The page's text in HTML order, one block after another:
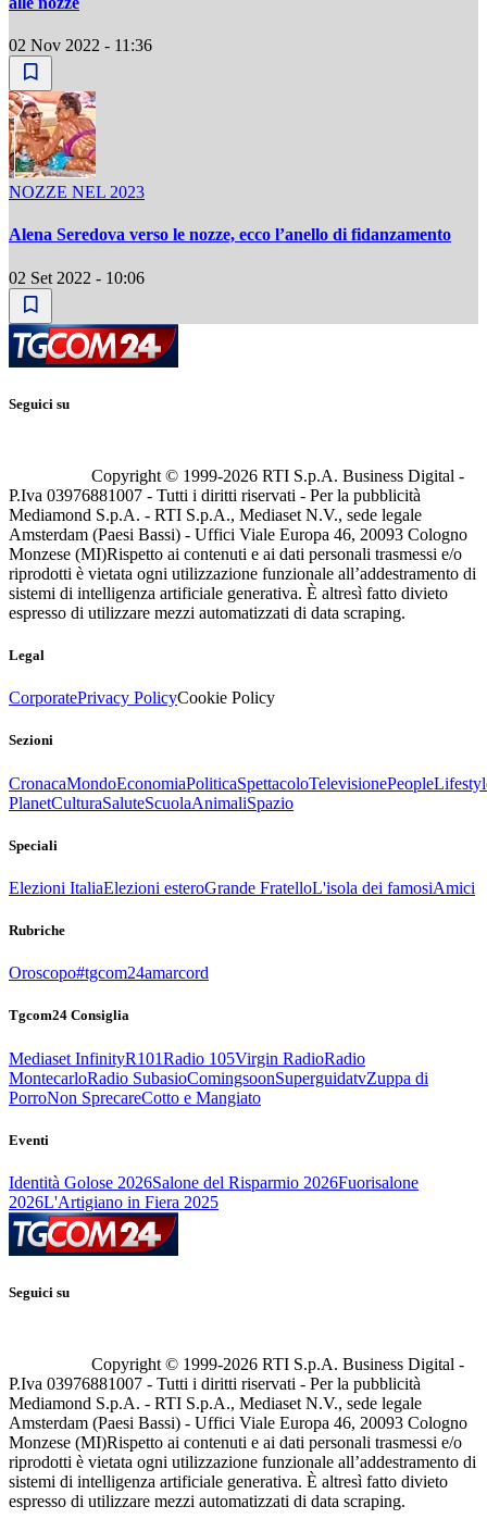
02 Nov 2022 - 11:36
NOZZE NEL 2023
Alena Seredova verso le nozze, ecco l’anello di fidanzamento
02 Set 2022 - 10:06
Seguici su
Copyright © 1999-2026 RTI S.p.A. Business Digital -
P.Iva 03976881007 - Tutti i diritti riservati - Per la pubblicità
Mediamond S.p.A. - RTI S.p.A., Mediaset N.V., sede legale
Amsterdam (Paesi Bassi) - Uffici Viale Europa 46, 20093 Cologno
Monzese (MI)Rispetto ai contenuti e ai dati personali trasmessi e/o
riprodotti è vietata ogni utilizzazione funzionale all’addestramento di
sistemi di intelligenza artificiale generativa. È altresì fatto divieto
espresso di utilizzare mezzi automatizzati di data scraping.
Legal
CorporatePrivacy PolicyCookie Policy
Sezioni
CronacaMondoEconomiaPoliticaSpettacoloTelevisionePeople
PlanetCulturaSaluteScuolaAnimaliSpazio
Speciali
Elezioni ItaliaElezioni esteroGrande FratelloL'isola dei famosiAmici
Rubriche
Oroscopo#tgcom24amarcord
Tgcom24 Consiglia
Mediaset InfinityR101Radio 105Virgin RadioRadio
MontecarloRadio SubasioComingsoonSuperguidatvZuppa di
PorroNon SprecareCotto e Mangiato
Eventi
Identità Golose 2026Salone del Risparmio 2026Fuorisalone
2026L'Artigiano in Fiera 2025
Seguici su
Copyright © 1999-2026 RTI S.p.A. Business Digital -
P.Iva 03976881007 - Tutti i diritti riservati - Per la pubblicità
Mediamond S.p.A. - RTI S.p.A., Mediaset N.V., sede legale
Amsterdam (Paesi Bassi) - Uffici Viale Europa 46, 20093 Cologno
Monzese (MI)Rispetto ai contenuti e ai dati personali trasmessi e/o
riprodotti è vietata ogni utilizzazione funzionale all’addestramento di
sistemi di intelligenza artificiale generativa. È altresì fatto divieto
espresso di utilizzare mezzi automatizzati di data scraping.